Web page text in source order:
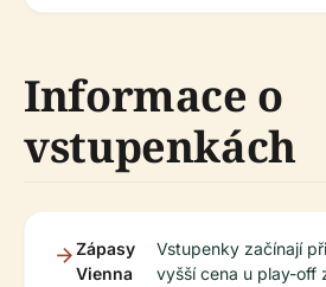
Informace o
vstupenkách
Zápasy
Vienna
Vstupenky začínají
vyšší cena u play-off